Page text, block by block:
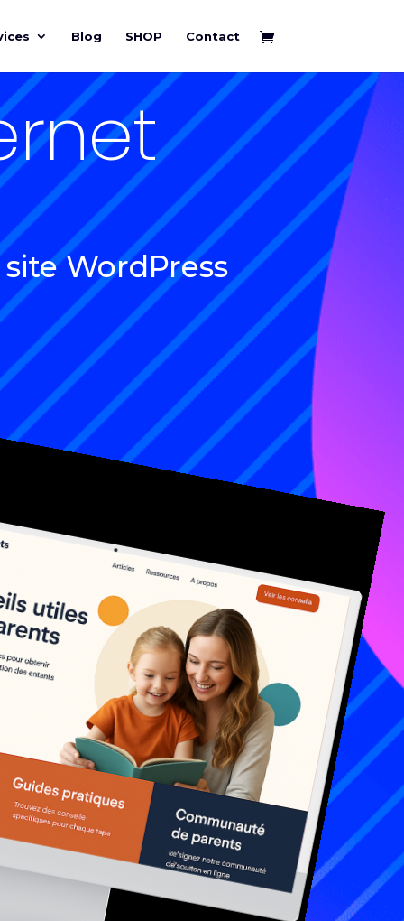
Blog SHOP Contact
WordPress